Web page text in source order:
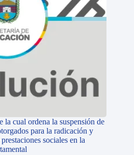
la cual ordena la suspensión de
para la radicación y
sociales en la